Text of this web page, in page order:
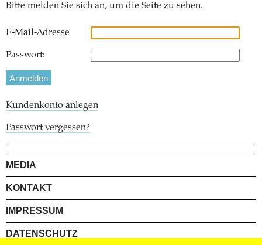
Bitte melden Sie sich an, um die Seite zu sehen.
E-Mail-Adresse
Passwort:
Kundenkonto anlegen
Passwort vergessen?
MEDIA
KONTAKT
IMPRESSUM
DATENSCHUTZ